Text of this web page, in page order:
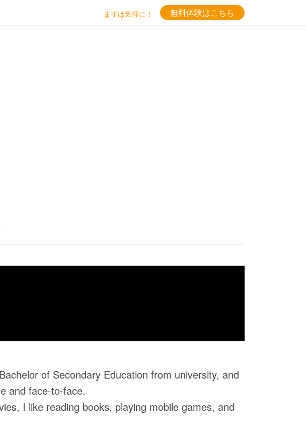
まずは気軽に！ 無料体験はこちら
of Secondary Education from university, and
and face-to-face.
I like reading books, playing mobile games, and